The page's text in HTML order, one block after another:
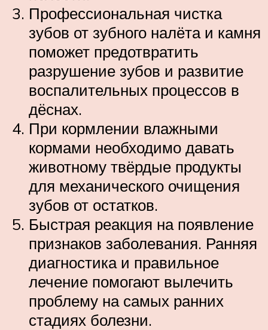
Профессиональная чистка
зубов от зубного налёта и камня
поможет предотвратить
разрушение зубов и развитие
воспалительных процессов в
дёснах.
При кормлении влажными
кормами необходимо давать
животному твёрдые продукты
для механического очищения
зубов от остатков.
Быстрая реакция на появление
признаков заболевания. Ранняя
диагностика и правильное
лечение помогают вылечить
проблему на самых ранних
стадиях болезни.